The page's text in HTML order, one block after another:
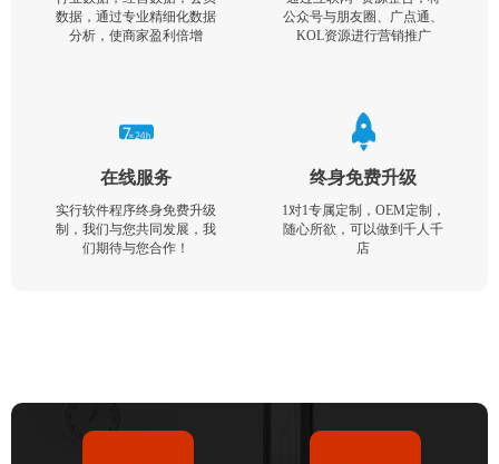
数据，通过专业精细化数据
分析，使商家盈利倍增
公众号与朋友圈、广点通、
KOL资源进行营销推广
在线服务
实行软件程序终身免费升级
制，我们与您共同发展，我
们期待与您合作！
终身免费升级
1对1专属定制，OEM定制，
随心所欲，可以做到千人千
店